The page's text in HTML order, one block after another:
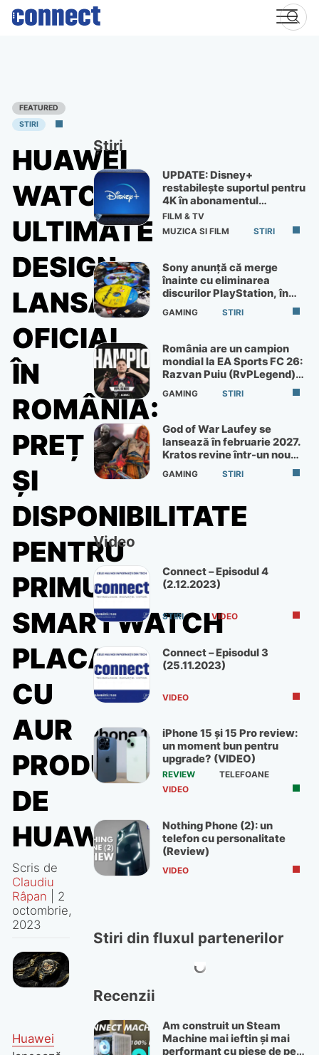
Skip
FEATURED
STIRI
HUAWEI
WATCH
ULTIMATE
DESIGN,
LANSAT
OFICIAL
ÎN
ROMÂNIA:
PREȚ
ȘI
DISPONIBILITATE
PENTRU
PRIMUL
SMARTWATCH
PLACAT
CU
AUR
PRODUS
DE
HUAWEI
Scris de
Claudiu
Râpan
2
octombrie,
2023
Huawei
Știri
UPDATE: Disney+
restabilește suportul pentru
4K în abonamentul
Premium
FILM & TV
MUZICA SI FILM
STIRI
Sony anunță că merge
înainte cu eliminarea
discurilor PlayStation, în
ciuda protestelor
GAMING STIRI
România are un campion
mondial la EA Sports FC 26:
Razvan Puiu (RvPLegend)
câștigă turneul de la Paris
GAMING STIRI
God of War Laufey se
lansează în februarie 2027.
Kratos revine într-un nou
God of War
GAMING STIRI
Video
Connect – Episodul 4
(2.12.2023)
STIRI VIDEO
Connect – Episodul 3
(25.11.2023)
VIDEO
iPhone 15 și 15 Pro review:
un moment bun pentru
upgrade? (VIDEO)
REVIEW
TELEFOANE
VIDEO
Nothing Phone (2): un
telefon cu personalitate
(Review)
VIDEO
Stiri din fluxul partenerilor
Recenzii
Am construit un Steam
Machine mai ieftin și mai
performant cu piese de pe